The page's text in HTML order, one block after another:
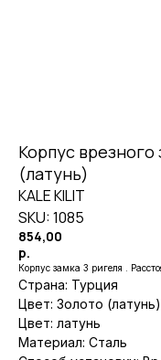
Корпус
(латунь)
KALE KILIT
SKU:1085
854,00
р.
Корпус замка 3 ригеля .
Страна: Турция
Цвет: Золото (латунь)
Цвет: латунь
Материал: Сталь